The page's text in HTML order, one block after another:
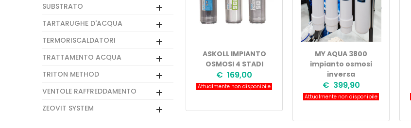
ASKOLL IMPIANTO
OSMOSI 4 STADI
€ 169,00
Attualmente non disponibile
MY AQUA 3800
impianto osmosi
inversa
€ 399,90
Attualmente non disponibile
SUBSTRATO
TARTARUGHE D'ACQUA
TERMORISCALDATORI
TRATTAMENTO ACQUA
TRITON METHOD
VENTOLE RAFFREDDAMENTO
ZEOVIT SYSTEM